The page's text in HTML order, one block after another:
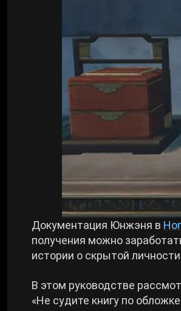
Crimson Desert
Zenless Zone Zero
Kingdom Come: Deliverance 2
Path of Exile 2
Wuthering Waves
Roblox
Hogwarts Legacy
Cyberpunk 2077
Билды Wuthering Waves
Билды Path of Exile 2
Документация Юнжэня в
получения можно
истории о скрытой
В этом руководстве
«Не судите книгу по